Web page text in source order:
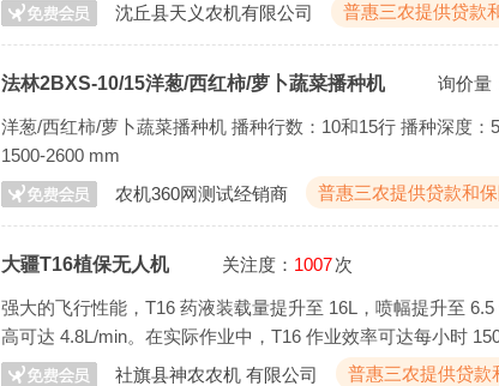
沈丘县天义农机有限公司 普惠三农提供贷款
法林2BXS-10/15洋葱/西红柿/萝卜蔬菜播种机 询价量
洋葱/西红柿/萝卜蔬菜播种机 播种行数：10和15行 播种深度：
1500-2600 mm
农机360网测试经销商 普惠三农提供贷款和
大疆T16植保无人机 关注度： 1007次
强大的飞行性能，T16 药液装载量提升至 16L，喷幅提升至
高可达 4.8L/min。在实际作业中，T16 作业效率可达每小时
社旗县神农农机 有限公司 普惠三农提供贷款